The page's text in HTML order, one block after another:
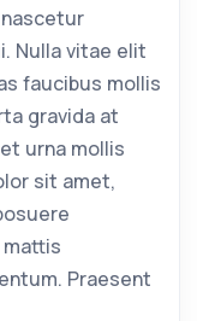
Nulla vitae elit
faucibus mollis
gravida at
urna mollis
sit amet,
Praesent